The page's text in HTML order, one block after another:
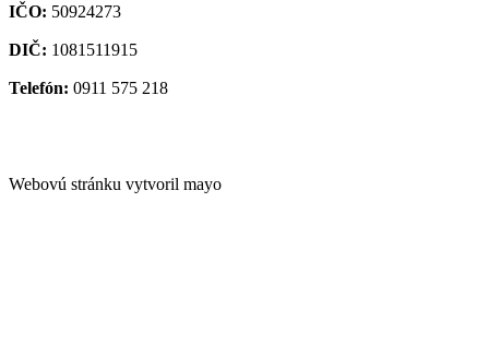
IČO: 50924273
DIČ: 1081511915
Telefón: 0911 575 218
Webovú stránku vytvoril mayo